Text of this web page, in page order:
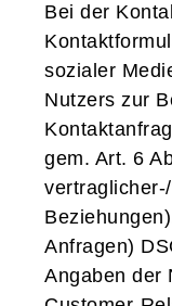
Bei der
sozialer
Nutzers zur
gem. Art. 6
Anfragen)
Angaben der